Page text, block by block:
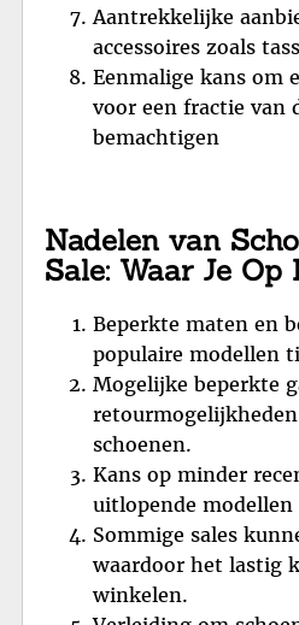
Aantrekkelijke
accessoires zoals
Eenmalige kans om
voor een fractie van
bemachtigen
Nadelen van
Sale: Waar Je
Beperkte maten en
populaire modellen
Mogelijke beperkte
schoenen.
Kans op minder
uitlopende modellen
Sommige sales
waardoor het lastig
winkelen.